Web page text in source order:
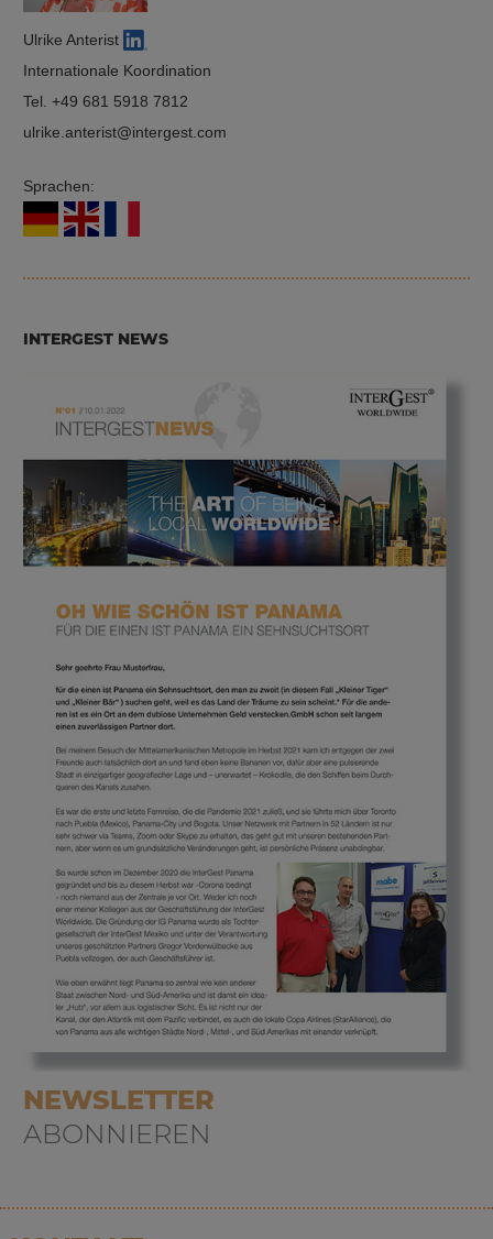
Ulrike Anterist
Internationale Koordination
Tel. +49 681 5918 7812
ulrike.anterist
intergest.com
Sprachen:
INTERGEST NEWS
NEWSLETTER
ABONNIEREN